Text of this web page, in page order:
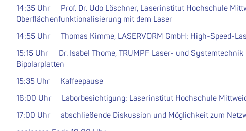
14:35 Uhr Prof. Dr. Udo Löschner, Laserinstitut Hochschule
Oberflächenfunktionalisierung mit dem Laser
14:55 Uhr Thomas Kimme, LASERVORM GmbH: High-Speed-
15:15 Uhr Dr. Isabel Thome, TRUMPF Laser- und
Bipolarplatten
15:35 Uhr Kaffeepause
16:00 Uhr Laborbesichtigung: Laserinstitut Hochschule
17:00 Uhr abschließende Diskussion und Möglichkeit zum